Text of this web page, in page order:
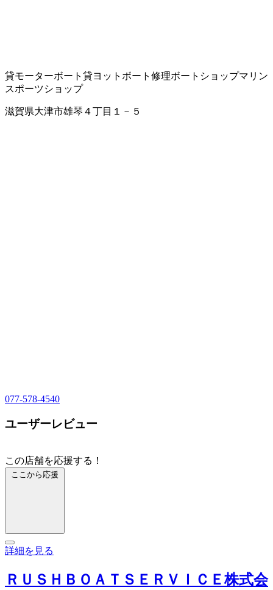
貸モーターボート 貸ヨット ボート修理ボートショップマリン
スポーツショップ
滋賀県大津市雄琴４丁目１－５
077-578-4540
ユーザーレビュー
この店舗を応援する！
ここから応援
詳細を見る
ＲＵＳＨＢＯＡＴＳＥＲＶＩＣＥ株式会